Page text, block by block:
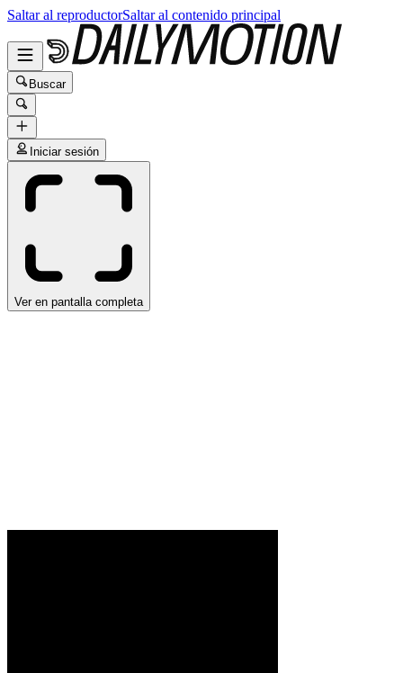
Saltar al reproductorSaltar al contenido principal
Buscar
Iniciar sesión
Ver en pantalla completa